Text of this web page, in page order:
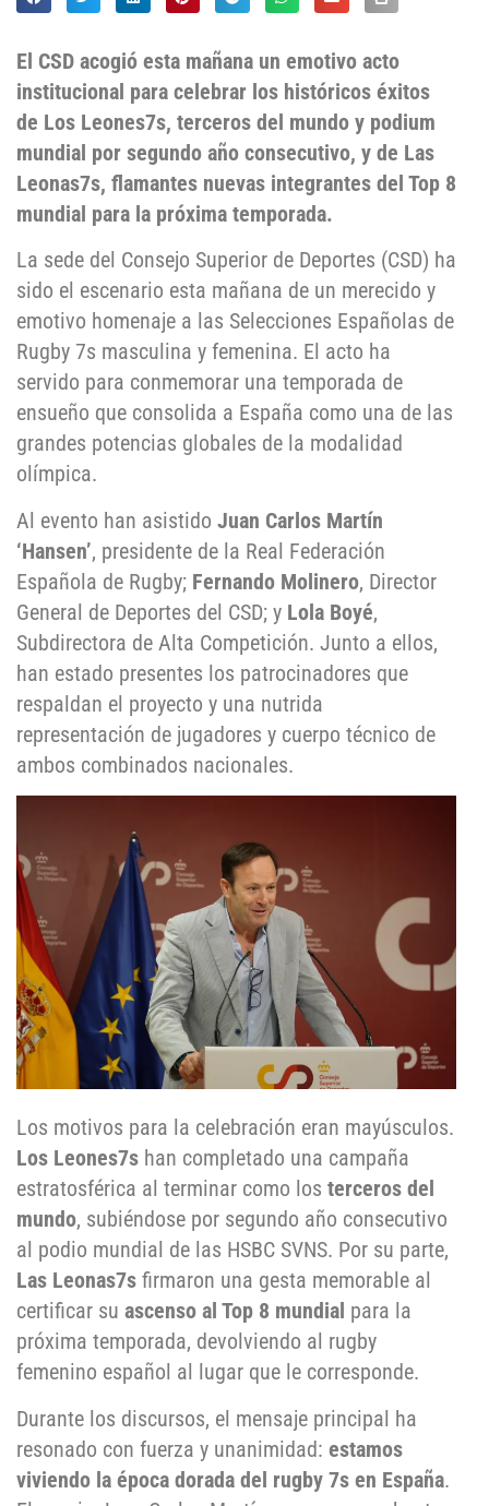
El CSD acogió esta mañana un emotivo acto
institucional para celebrar los históricos éxitos
de Los Leones7s, terceros del mundo y podium
mundial por segundo año consecutivo, y de Las
Leonas7s, flamantes nuevas integrantes del Top 8
mundial para la próxima temporada.
La sede del Consejo Superior de Deportes (CSD) ha
sido el escenario esta mañana de un merecido y
emotivo homenaje a las Selecciones Españolas de
Rugby 7s masculina y femenina. El acto ha
servido para conmemorar una temporada de
ensueño que consolida a España como una de las
grandes potencias globales de la modalidad
olímpica.
Al evento han asistido Juan Carlos Martín
‘Hansen’, presidente de la Real Federación
Española de Rugby; Fernando Molinero, Director
General de Deportes del CSD; y Lola Boyé,
Subdirectora de Alta Competición. Junto a ellos,
han estado presentes los patrocinadores que
respaldan el proyecto y una nutrida
representación de jugadores y cuerpo técnico de
ambos combinados nacionales.
Los motivos para la celebración eran mayúsculos.
Los Leones7s han completado una campaña
estratosférica al terminar como los terceros del
mundo, subiéndose por segundo año consecutivo
al podio mundial de las HSBC SVNS. Por su parte,
Las Leonas7s firmaron una gesta memorable al
certificar su ascenso al Top 8 mundial para la
próxima temporada, devolviendo al rugby
femenino español al lugar que le corresponde.
Durante los discursos, el mensaje principal ha
resonado con fuerza y unanimidad: estamos
viviendo la época dorada del rugby 7s en España.